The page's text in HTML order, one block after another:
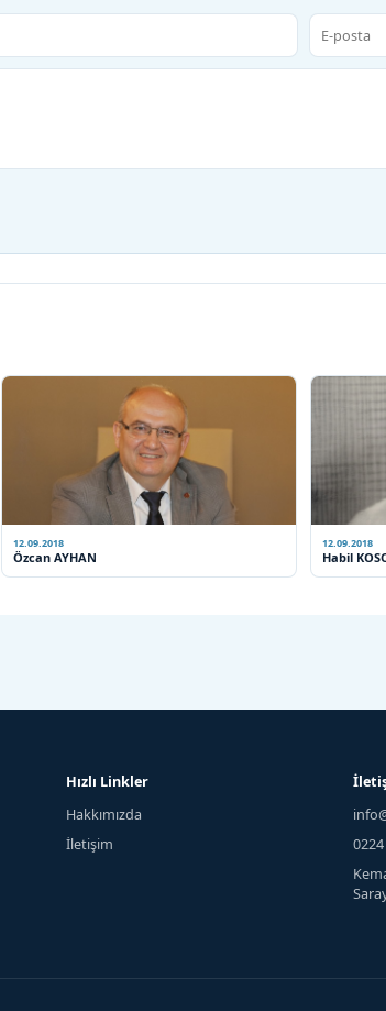
12.09.2018
Özcan AYHAN
12.09.2018
Habil
Hızlı Linkler
Hakkımızda
İletişim